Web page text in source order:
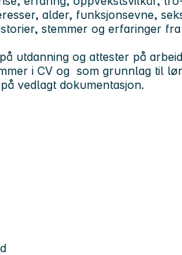
alder, funksjonsevne,
stemmer og erfaringer
utdanning og attester på
i CV og som grunnlag til
vedlagt dokumentasjon.